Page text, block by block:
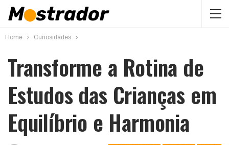
Home Curiosidades
Transforme a Rotina de
Estudos das Crianças em
Equilíbrio e Harmonia